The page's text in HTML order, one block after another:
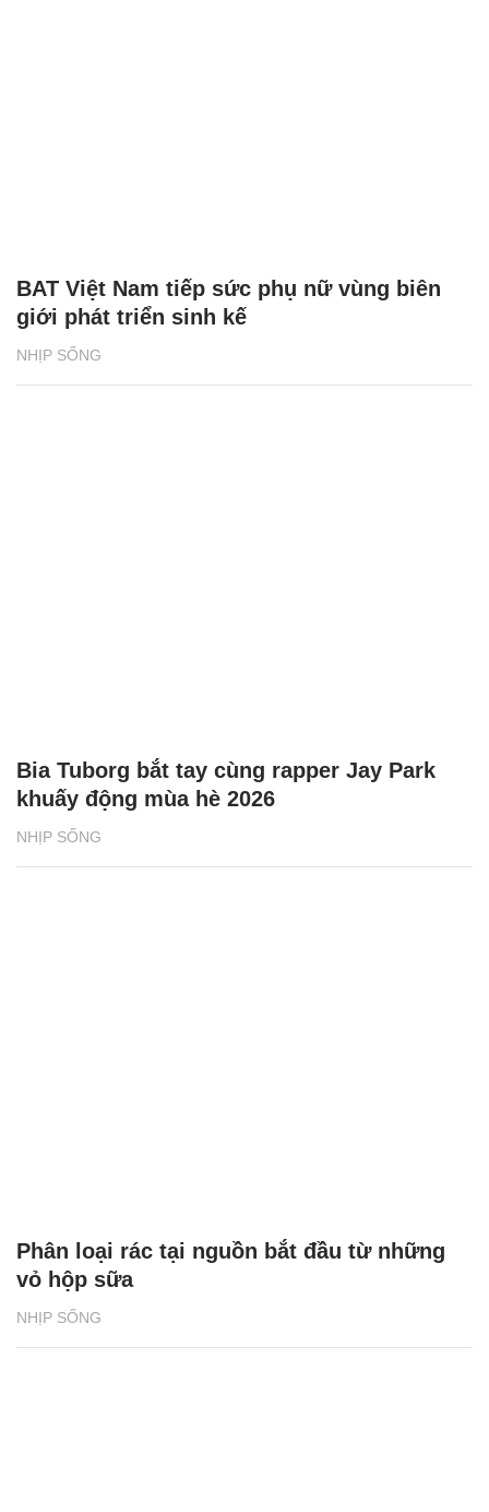
NHỊP SỐNG
BAT Việt Nam tiếp sức phụ nữ vùng biên
giới phát triển sinh kế
NHỊP SỐNG
Bia Tuborg bắt tay cùng rapper Jay Park
khuấy động mùa hè 2026
NHỊP SỐNG
Phân loại rác tại nguồn bắt đầu từ những
vỏ hộp sữa